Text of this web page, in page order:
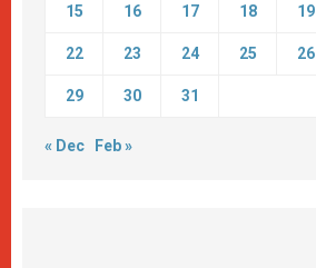
15 16 17 18 19
22 23 24 25 26
29 30 31
« Dec Feb »